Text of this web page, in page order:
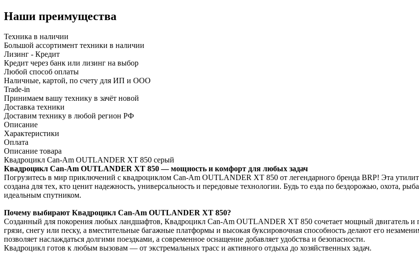
Наши преимущества
Техника в наличии
Большой ассортимент техники в наличии
Лизинг - Кредит
Кредит через банк или лизинг на выбор
Любой способ оплаты
Наличные, картой, по счету для ИП и ООО
Trade-in
Принимаем вашу технику в зачёт новой
Доставка техники
Доставим технику в любой регион РФ
Описание
Характеристики
Оплата
Описание товара
Квадроцикл Can-Am OUTLANDER XT 850 серый
Квадроцикл Can-Am OUTLANDER XT 850 — мощность и комфорт для любых задач
Погрузитесь в мир приключений с квадроциклом Can-Am OUTLANDER XT 850 от легендарного бренда BRP! Эта
создана для тех, кто ценит надежность, универсальность и передовые технологии. Будь то езда по бездорожью, охота,
идеальным спутником.
Почему выбирают Квадроцикл Can-Am OUTLANDER XT 850?
Созданный для покорения любых ландшафтов, Квадроцикл Can-Am OUTLANDER XT 850 сочетает мощный двигатель и
грязи, снегу или песку, а вместительные багажные платформы и высокая буксировочная способность делают его
позволяет наслаждаться долгими поездками, а современное оснащение добавляет удобства и безопасности.
Квадроцикл готов к любым вызовам — от экстремальных трасс и активного отдыха до хозяйственных задач.